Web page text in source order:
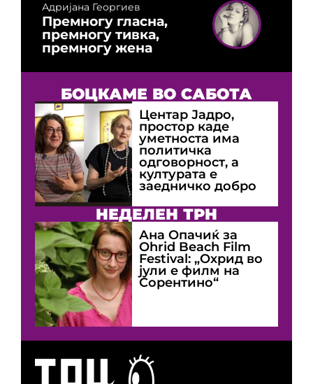
Адријана Георгиев
Премногу гласна,
премногу тивка,
премногу жена
БОЦКАМЕ ВО САБОТА
Центар Јадро,
простор каде
уметноста има
политичка
одговорност, а
културата е
заедничко добро
НЕДЕЛЕН ТРН
Ана Опачиќ за
Оhrid Beach Film
Festival: „Охрид во
јули е филм на
Сорентино“